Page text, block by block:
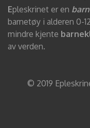
Epleskrinet er en
barnetøy i alderen 0-
mindre kjente
av verden.
© 2019